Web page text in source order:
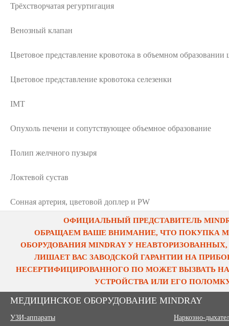
Трёхстворчатая регуртигация
Венозный клапан
Цветовое представление кровотока в объемном
Цветовое представление кровотока селезенки
IMT
Опухоль печени и сопутствующее объемное образование
Полип желчного пузыря
Локтевой сустав
Сонная артерия, цветовой доплер и PW
ОФИЦИАЛЬНЫЙ ПРЕДСТАВИТЕЛЬ
ОБРАЩАЕМ ВАШЕ ВНИМАНИЕ, ЧТО ПОКУПКА
ОБОРУДОВАНИЯ MINDRAY У
ЛИШАЕТ ВАС ЗАВОДСКОЙ ГАРАНТИИ НА
НЕСЕРТИФИЦИРОВАННОГО ПО МОЖЕТ ВЫЗВАТЬ
УСТРОЙСТВА ИЛИ ЕГО
МЕДИЦИНСКОЕ ОБОРУДОВАНИЕ MINDRAY
УЗИ-аппараты
Наркозно-